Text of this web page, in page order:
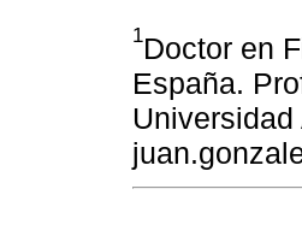
1Doctor en
España.